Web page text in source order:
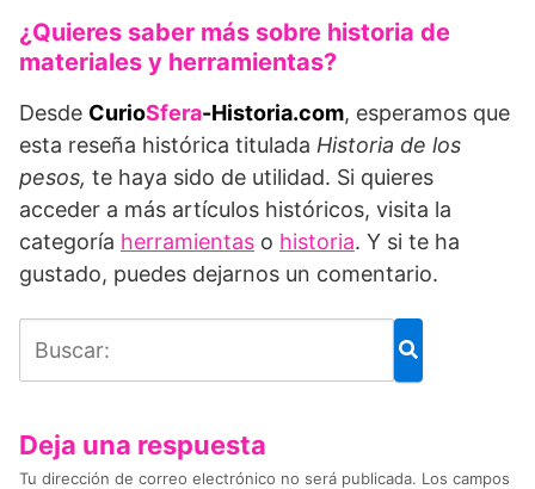
¿Quieres saber más sobre historia de
materiales y herramientas?
Desde CurioSfera-Historia.com, esperamos que
esta reseña histórica titulada Historia de los
pesos, te haya sido de utilidad. Si quieres
acceder a más artículos históricos, visita la
categoría herramientas o historia. Y si te ha
gustado, puedes dejarnos un comentario.
Deja una respuesta
Tu dirección de correo electrónico no será publicada. Los campos